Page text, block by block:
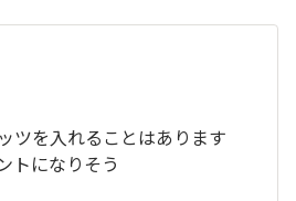
ツを入れることはあります
トになりそう